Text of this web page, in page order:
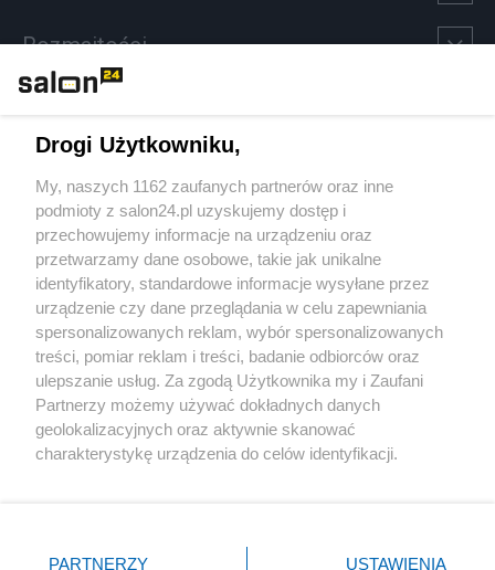
Rozmaitości
Sport
Społeczeństwo
Kultura
X Facebook Instagram Youtube
Drogi Użytkowniku,
My, naszych 1162 zaufanych partnerów oraz inne
podmioty z salon24.pl uzyskujemy dostęp i
przechowujemy informacje na urządzeniu oraz
przetwarzamy dane osobowe, takie jak unikalne
identyfikatory, standardowe informacje wysyłane przez
urządzenie czy dane przeglądania w celu zapewniania
spersonalizowanych reklam, wybór spersonalizowanych
treści, pomiar reklam i treści, badanie odbiorców oraz
ulepszanie usług. Za zgodą Użytkownika my i Zaufani
Partnerzy możemy używać dokładnych danych
geolokalizacyjnych oraz aktywnie skanować
charakterystykę urządzenia do celów identyfikacji.
zmienić/wycofać klikając przycisk ustawień prywatności
PARTNERZY USTAWIENIA